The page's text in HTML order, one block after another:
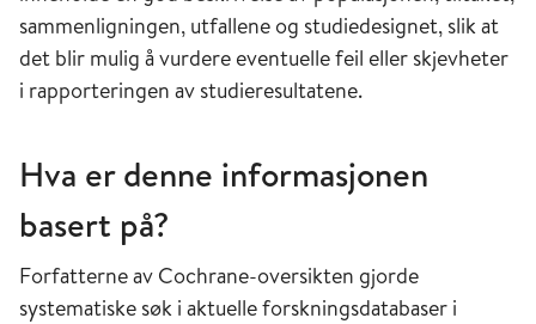
sammenligningen, utfallene og studiedesignet, slik at
det blir mulig å vurdere eventuelle feil eller skjevheter
i rapporteringen av studieresultatene.
Hva er denne informasjonen
basert på?
Forfatterne av Cochrane-oversikten gjorde
systematiske søk i aktuelle forskningsdatabaser i